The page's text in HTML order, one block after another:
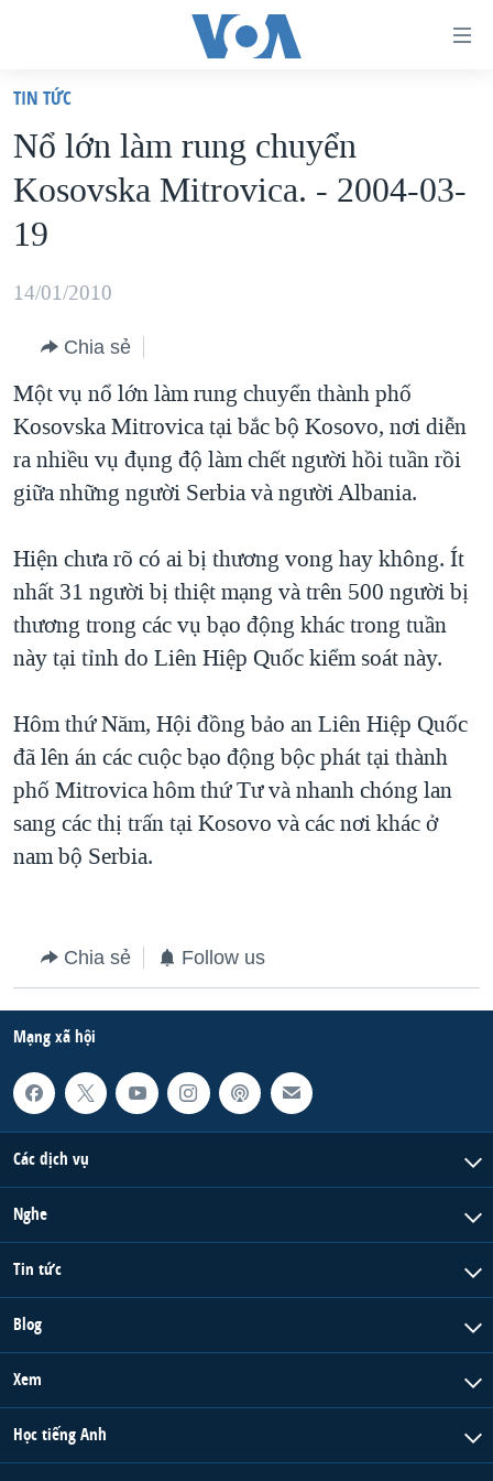
truy
cập
Tới
nội
chính
hướng
chính
Đi
tới
VIỆT NAM
HOA KỲ
BIỂN ĐÔNG
THẾ GIỚI
DIỄN ĐÀN
MỤC
TỰ DO BÁO CHÍ
VẠCH TRẦN TIN GIẢ
ĐỜI SỐNG
KINH TẾ
KHOA HỌC
SỨC KHOẺ
VĂN HOÁ
THỂ THAO
GIÁO DỤC
CHUYÊN ĐỀ
CHIẾN TRANH THƯƠNG MẠI CỦA MỸ: QUÁ KHỨ VÀ HIỆN
TẠI
MỘT NĂM CHIẾN TRANH TẠI DẢI GAZA
GIẢI MÃ VÀNH ĐAI & CON ĐƯỜNG
NGÀY TỊ NẠN THẾ GIỚI
GROUND ZERO – XƯA VÀ NAY
CHI PHÍ CHIẾN TRANH AFGHANISTAN
CÁC GIÁ TRỊ CỘNG HÒA Ở VIỆT NAM
THƯỢNG ĐỈNH TRUMP-KIM TẠI VIỆT NAM
QUAN HỆ VIỆT MỸ
HỌC TIẾNG ANH
NGHE
MẠNG XÃ HỘI
Ngôn ngữ khác
TIN TỨC
Nổ lớn làm rung chuyển
Kosovska Mitrovica. - 2004-03-
19
14/01/2010
Chia sẻ
Một vụ nổ lớn làm rung chuyển thành phố
Kosovska Mitrovica tại bắc bộ Kosovo, nơi diễn
ra nhiều vụ đụng độ làm chết người hồi tuần rồi
giữa những người Serbia và người Albania.
Hiện chưa rõ có ai bị thương vong hay không. Ít
nhất 31 người bị thiệt mạng và trên 500 người bị
thương trong các vụ bạo động khác trong tuần
này tại tỉnh do Liên Hiệp Quốc kiểm soát này.
Hôm thứ Năm, Hội đồng bảo an Liên Hiệp Quốc
đã lên án các cuộc bạo động bộc phát tại thành
phố Mitrovica hôm thứ Tư và nhanh chóng lan
sang các thị trấn tại Kosovo và các nơi khác ở
nam bộ Serbia.
Chia sẻ Follow us
Mạng xã hội
Các dịch vụ
Nghe
Tin tức
Blog
Xem
Học tiếng Anh